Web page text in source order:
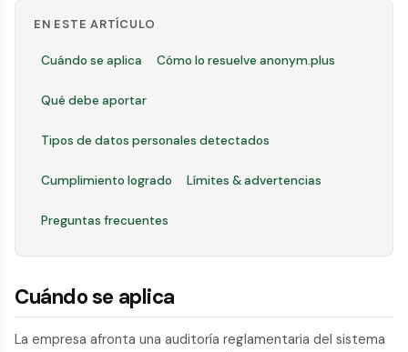
EN ESTE ARTÍCULO
Cuándo se aplica Cómo lo resuelve anonym.plus
Qué debe aportar
Tipos de datos personales detectados
Cumplimiento logrado Límites & advertencias
Preguntas frecuentes
Cuándo se aplica
La empresa afronta una auditoría reglamentaria del sistema